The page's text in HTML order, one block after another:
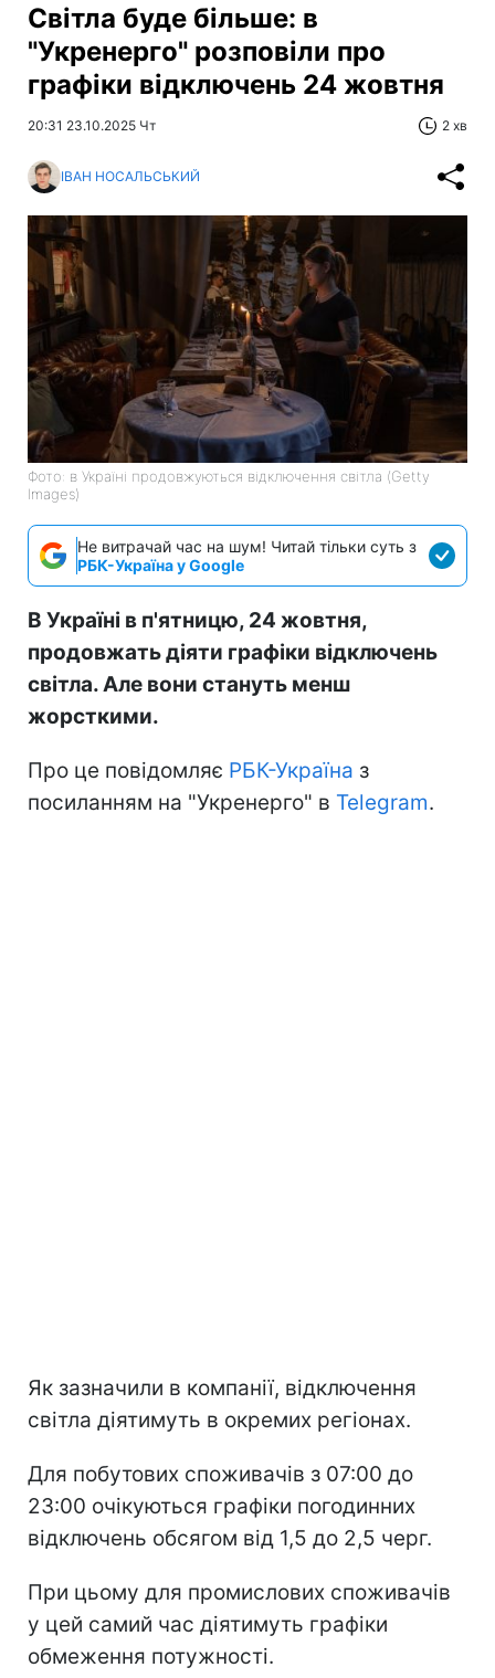
Світла буде більше: в
"Укренерго" розповіли про
графіки відключень 24 жовтня
20:31 23.10.2025 Чт 2 хв
ІВАН НОСАЛЬСЬКИЙ
Фото: в Україні продовжуються відключення світла (Getty
Images)
Не витрачай час на шум! Читай тільки суть з
РБК-Україна у Google
В Україні в п'ятницю, 24 жовтня,
продовжать діяти графіки відключень
світла. Але вони стануть менш
жорсткими.
Про це повідомляє РБК-Україна з
посиланням на "Укренерго" в Telegram.
Як зазначили в компанії, відключення
світла діятимуть в окремих регіонах.
Для побутових споживачів з 07:00 до
23:00 очікуються графіки погодинних
відключень обсягом від 1,5 до 2,5 черг.
При цьому для промислових споживачів
у цей самий час діятимуть графіки
обмеження потужності.